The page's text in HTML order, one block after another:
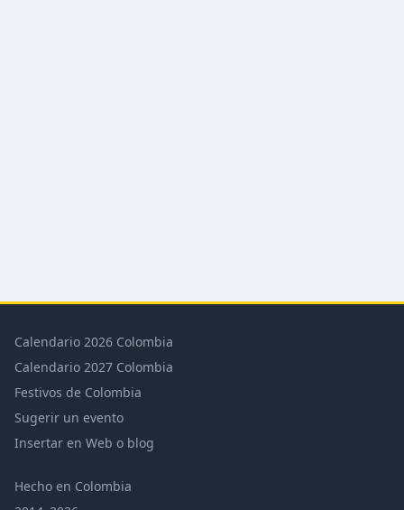
Calendario 2026 Colombia
Calendario 2027 Colombia
Festivos de Colombia
Sugerir un evento
Insertar en Web o blog
Hecho en Colombia